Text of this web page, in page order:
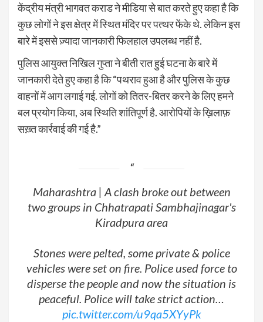
केंद्रीय मंत्री भागवत कराड ने मीडिया से बात करते हुए कहा है कि
कुछ लोगों ने इस क्षेत्र में स्थित मंदिर पर पत्थर फेंके थे. लेकिन इस
बारे में इससे ज़्यादा जानकारी फिलहाल उपलब्ध नहीं है.
पुलिस आयुक्त निखिल गुप्ता ने बीती रात हुई घटना के बारे में
जानकारी देते हुए कहा है कि “पथराव हुआ है और पुलिस के कुछ
वाहनों में आग लगाई गई. लोगों को तितर-बितर करने के लिए हमने
बल प्रयोग किया, अब स्थिति शांतिपूर्ण है. आरोपियों के ख़िलाफ़
सख़्त कार्रवाई की गई है.”
Maharashtra | A clash broke out between
two groups in Chhatrapati Sambhajinagar's
Kiradpura area
Stones were pelted, some private & police
vehicles were set on fire. Police used force to
disperse the people and now the situation is
peaceful. Police will take strict action…
pic.twitter.com/u9qa5XYyPk